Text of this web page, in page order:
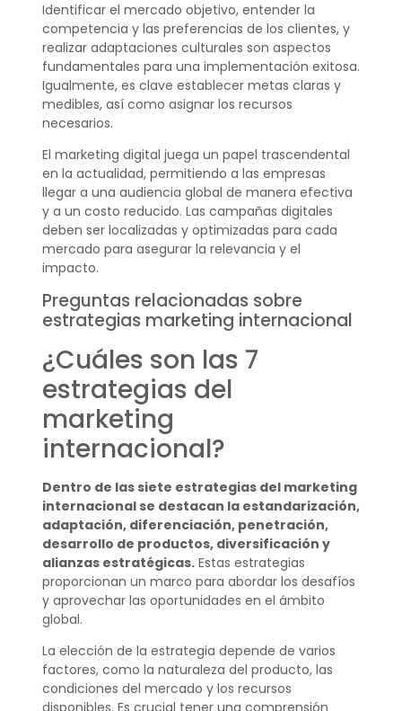
Identificar el mercado objetivo, entender la
competencia y las preferencias de los clientes, y
realizar adaptaciones culturales son aspectos
fundamentales para una implementación exitosa.
Igualmente, es clave establecer metas claras y
medibles, así como asignar los recursos
necesarios.
El marketing digital juega un papel trascendental
en la actualidad, permitiendo a las empresas
llegar a una audiencia global de manera efectiva
y a un costo reducido. Las campañas digitales
deben ser localizadas y optimizadas para cada
mercado para asegurar la relevancia y el
impacto.
Preguntas relacionadas sobre
estrategias marketing internacional
¿Cuáles son las 7
estrategias del
marketing
internacional?
Dentro de las siete estrategias del marketing
internacional se destacan la estandarización,
adaptación, diferenciación, penetración,
desarrollo de productos, diversificación y
alianzas estratégicas.Estas estrategias
proporcionan un marco para abordar los desafíos
y aprovechar las oportunidades en el ámbito
global.
La elección de la estrategia depende de varios
factores, como la naturaleza del producto, las
condiciones del mercado y los recursos